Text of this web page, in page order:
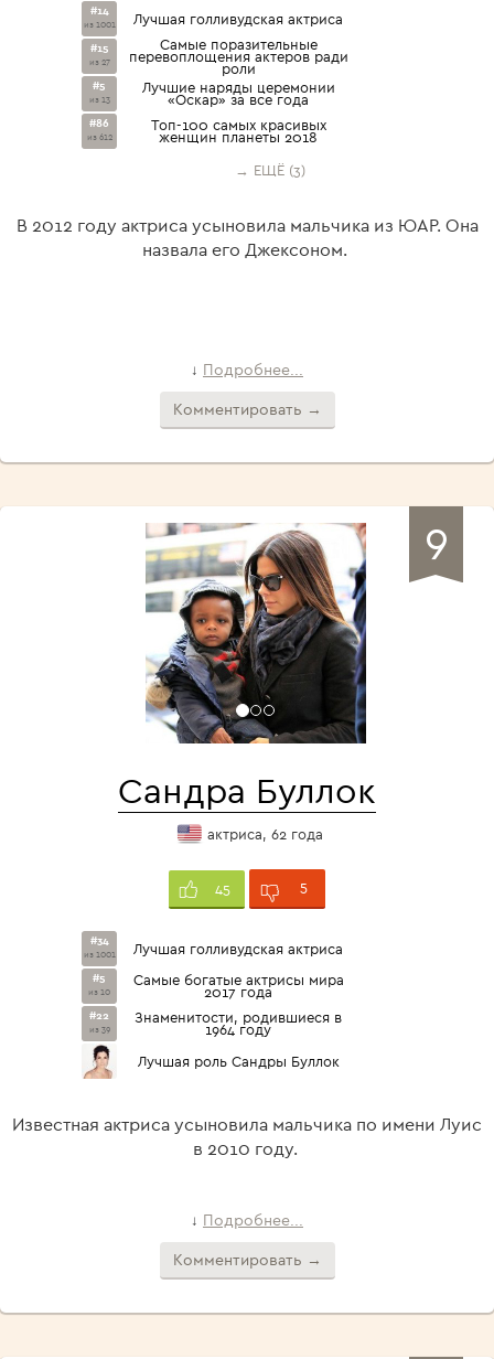
#14
из 1001 Лучшая голливудская актриса
#15
из 27
Самые поразительные
перевоплощения актеров ради
роли
#5
из 13
Лучшие наряды церемонии
«Оскар» за все года
#86
из 612
Топ-100 самых красивых
женщин планеты 2018
→ ЕЩЁ (3)
В 2012 году актриса усыновила мальчика из ЮАР. Она
назвала его Джексоном.
↓ Подробнее...
Комментировать →
9
Сандра Буллок
актриса, 62 года
45 5
#34
из 1001 Лучшая голливудская актриса
#5
из 10
Самые богатые актрисы мира
2017 года
#22
из 39
Знаменитости, родившиеся в
1964 году
Лучшая роль Сандры Буллок
Известная актриса усыновила мальчика по имени Луис
в 2010 году.
↓ Подробнее...
Комментировать →